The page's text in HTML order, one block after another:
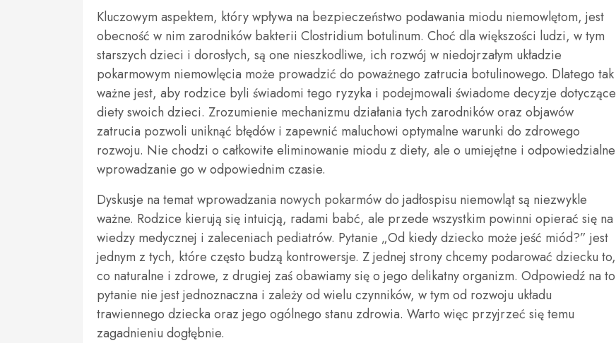
Kluczowym aspektem, który wpływa na bezpieczeństwo podawania miodu niemowlętom, jest
obecność w nim zarodników bakterii Clostridium botulinum. Choć dla większości ludzi, w tym
starszych dzieci i dorosłych, są one nieszkodliwe, ich rozwój w niedojrzałym układzie
pokarmowym niemowlęcia może prowadzić do poważnego zatrucia botulinowego. Dlatego tak
ważne jest, aby rodzice byli świadomi tego ryzyka i podejmowali świadome decyzje dotyczące
diety swoich dzieci. Zrozumienie mechanizmu działania tych zarodników oraz objawów
zatrucia pozwoli uniknąć błędów i zapewnić maluchowi optymalne warunki do zdrowego
rozwoju. Nie chodzi o całkowite eliminowanie miodu z diety, ale o umiejętne i odpowiedzialne
wprowadzanie go w odpowiednim czasie.
Dyskusje na temat wprowadzania nowych pokarmów do jadłospisu niemowląt są niezwykle
ważne. Rodzice kierują się intuicją, radami babć, ale przede wszystkim powinni opierać się na
wiedzy medycznej i zaleceniach pediatrów. Pytanie „Od kiedy dziecko może jeść miód?” jest
jednym z tych, które często budzą kontrowersje. Z jednej strony chcemy podarować dziecku to,
co naturalne i zdrowe, z drugiej zaś obawiamy się o jego delikatny organizm. Odpowiedź na to
pytanie nie jest jednoznaczna i zależy od wielu czynników, w tym od rozwoju układu
trawiennego dziecka oraz jego ogólnego stanu zdrowia. Warto więc przyjrzeć się temu
zagadnieniu dogłębnie.